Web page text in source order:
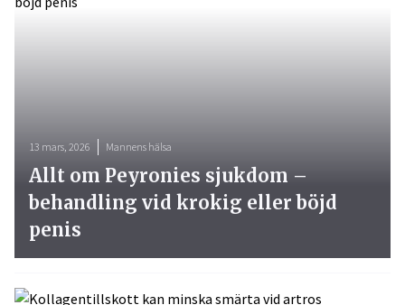
13 mars, 2026 Mannens hälsa
Allt om Peyronies sjukdom –
behandling vid krokig eller böjd
penis